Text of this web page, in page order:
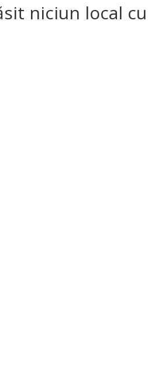
niciun local